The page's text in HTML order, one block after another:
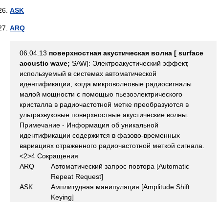
ASK
ARQ
06.04.13 поверхностная акустическая волна [ surface
acoustic wave; SAW]: Электроакустический эффект,
используемый в системах автоматической
идентификации, когда микроволновые радиосигналы
малой мощности с помощью пьезоэлектрического
кристалла в радиочастотной метке преобразуются в
ультразвуковые поверхностные акустические волны.
Примечание - Информация об уникальной
идентификации содержится в фазово-временных
вариациях отраженного радиочастотной меткой сигнала.
<2>4 Сокращения
ARQ
Автоматический запрос повтора [Automatic
Repeat Request]
ASK
Амплитудная манипуляция [Amplitude Shift
Keying]